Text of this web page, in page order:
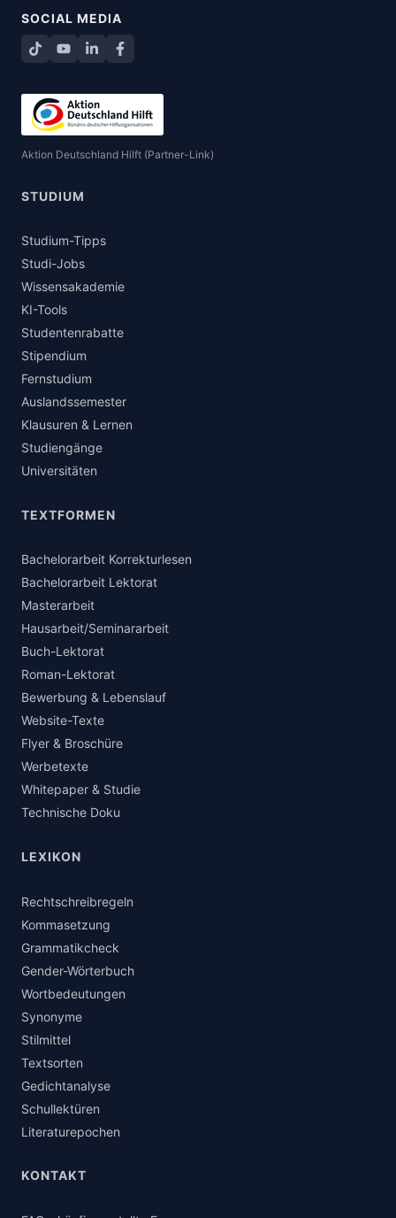
SOCIAL MEDIA
TikTokYouTube
LinkedInFacebook teilen
Aktion Deutschland Hilft (Partner-Link)
STUDIUM
Studium-Tipps
Studi-Jobs
Wissensakademie
KI-Tools
Studentenrabatte
Stipendium
Fernstudium
Auslandssemester
Klausuren & Lernen
Studiengänge
Universitäten
TEXTFORMEN
Bachelorarbeit Korrekturlesen
Bachelorarbeit Lektorat
Masterarbeit
Hausarbeit/Seminararbeit
Buch-Lektorat
Roman-Lektorat
Bewerbung & Lebenslauf
Website-Texte
Flyer & Broschüre
Werbetexte
Whitepaper & Studie
Technische Doku
LEXIKON
Rechtschreibregeln
Kommasetzung
Grammatikcheck
Gender-Wörterbuch
Wortbedeutungen
Synonyme
Stilmittel
Textsorten
Gedichtanalyse
Schullektüren
Literaturepochen
KONTAKT